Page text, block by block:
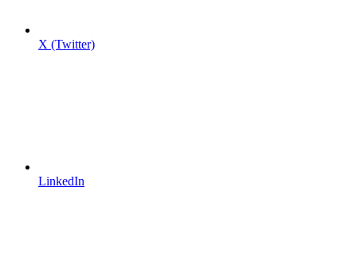
X (Twitter)
LinkedIn